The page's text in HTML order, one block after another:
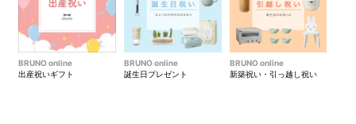
BRUNO online
出産祝いギフト
BRUNO online
誕生日プレゼント
BRUNO online
新築祝い・引っ越し祝い